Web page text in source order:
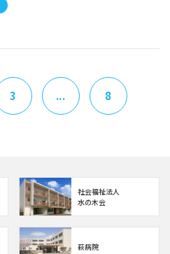
3 ... 8
社会福祉法人
水の木会
萩病院